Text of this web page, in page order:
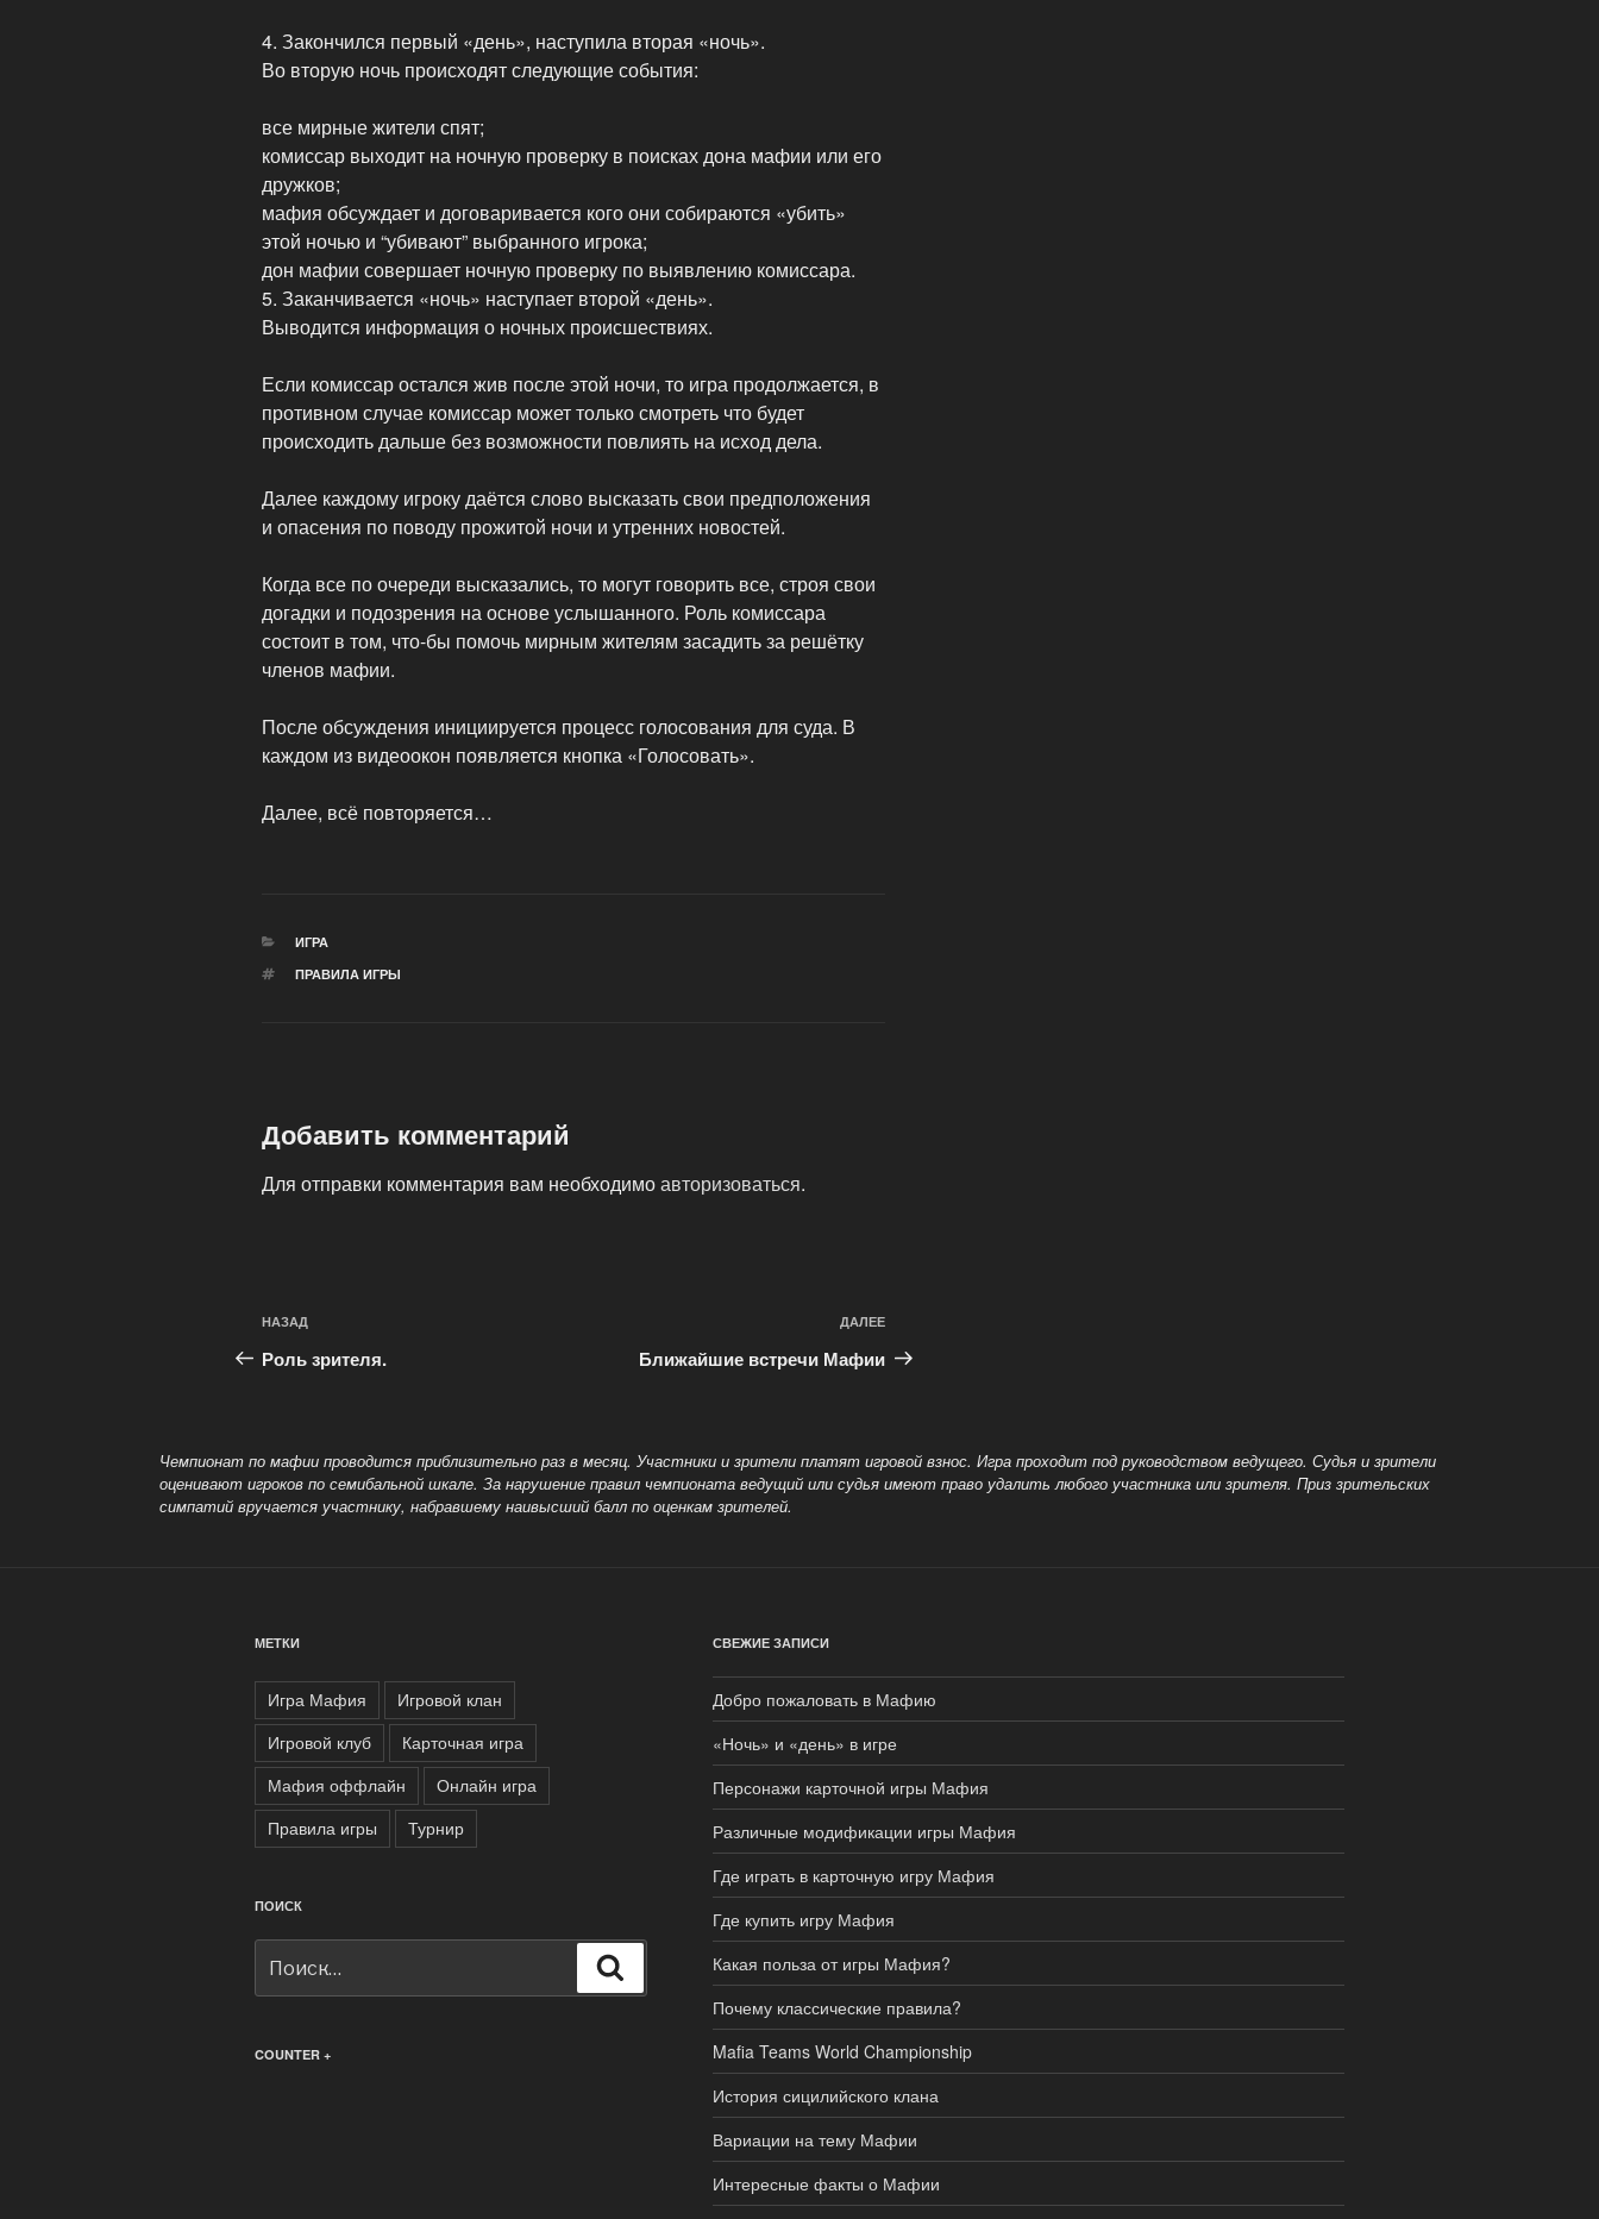
4. Закончился первый «день», наступила вторая «ночь».
Во вторую ночь происходят следующие события:
все мирные жители спят;
комиссар выходит на ночную проверку в поисках дона мафии или его
дружков;
мафия обсуждает и договаривается кого они собираются «убить»
этой ночью и “убивают” выбранного игрока;
дон мафии совершает ночную проверку по выявлению комиссара.
5. Заканчивается «ночь» наступает второй «день».
Выводится информация о ночных происшествиях.
Если комиссар остался жив после этой ночи, то игра продолжается, в
противном случае комиссар может только смотреть что будет
происходить дальше без возможности повлиять на исход дела.
Далее каждому игроку даётся слово высказать свои предположения
и опасения по поводу прожитой ночи и утренних новостей.
Когда все по очереди высказались, то могут говорить все, строя свои
догадки и подозрения на основе услышанного. Роль комиссара
состоит в том, что-бы помочь мирным жителям засадить за решётку
членов мафии.
После обсуждения инициируется процесс голосования для суда. В
каждом из видеоокон появляется кнопка «Голосовать».
Далее, всё повторяется…
РУБРИКИ
ИГРА
МЕТКИ
ПРАВИЛА ИГРЫ
Добавить комментарий
Для отправки комментария вам необходимоавторизоваться.
Навигация
по
Предыдущая
запись:
НАЗАД
Роль зрителя.
запись
ДАЛЕЕ
Ближайшие встречи Мафии
Чемпионат по мафии проводится приблизительно раз в месяц. Участники и зрители платят игровой взнос. Игра проходит под руководством ведущего.Судья и зрители
оценивают игроков по семибальной шкале. За нарушение правил чемпионата ведущий или судья имеют право удалить любого участника или зрителя.Приз зрительских
симпатий вручается участнику, набравшему наивысший балл по оценкам зрителей.
МЕТКИ
Игра Мафия
Игровой клан
Игровой клуб
Карточная игра
Мафия оффлайн
Онлайн игра
Правила игры
Турнир
ПОИСК
COUNTER +
СВЕЖИЕ ЗАПИСИ
Добро пожаловать в Мафию
«Ночь» и «день» в игре
Персонажи карточной игры Мафия
Различные модификации игры Мафия
Где играть в карточную игру Мафия
Где купить игру Мафия
Какая польза от игры Мафия?
Почему классические правила?
Mafia Teams World Championship
История сицилийского клана
Вариации на тему Мафии
Интересные факты о Мафии